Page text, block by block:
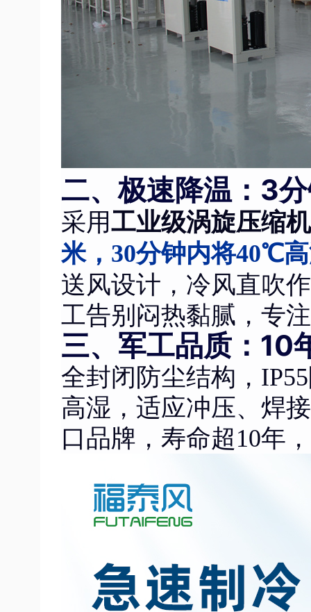
二、极速降温：3
采用工业级涡旋压缩机
米，30分钟内将40℃
送风设计 ，冷风直吹
工告别闷热黏腻，专
三、军工品质：10
全封闭防尘结构，
高湿，适应冲压、焊
口品牌，寿命超10年